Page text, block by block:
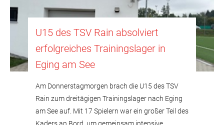
U15 des TSV Rain absolviert
erfolgreiches Trainingslager in
Eging am See
Am Donnerstagmorgen brach die U15 des TSV
Rain zum dreitägigen Trainingslager nach Eging
am See auf. Mit 17 Spielern war ein großer Teil des